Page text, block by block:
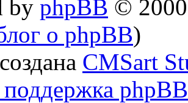
by phpBB ©
о phpBB)
CMSart
поддержка phpBB